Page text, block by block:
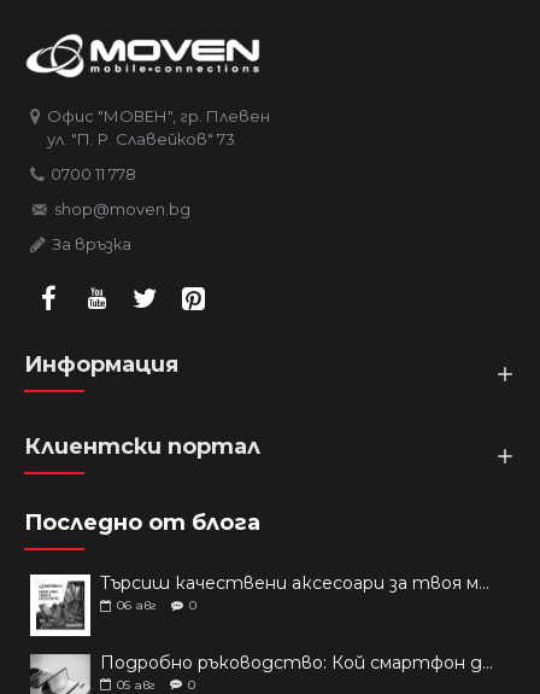
Офис "МОВЕН", гр. Плевен
ул. "П. Р. Славейков" 73
0700 11 778
shop@moven.bg
За връзка
Информация
Клиентски портал
Последно от блога
Търсиш качествени аксесоари за твоя модел? Как правилно да защитим новия си смартфон: Ръководство за аксесоари през 2026 г.
06 авг 0
Подробно ръководство: Кой смартфон да купиш през 2026 г.?
05 авг 0